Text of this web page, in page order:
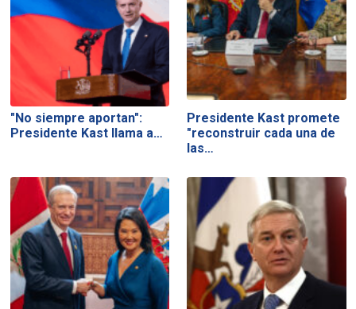
"No siempre aportan":
Presidente Kast llama a…
Presidente Kast promete
"reconstruir cada una de
las…